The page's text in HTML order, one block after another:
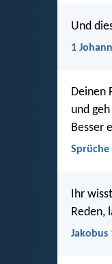
Und
1
Deinen
und
Besser
Sprüche
Ihr wisst
Reden,
Jakobus